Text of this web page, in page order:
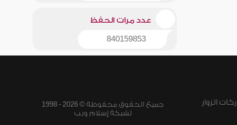
عدد مرات الحفظ
840159853
الزوار
جميع الحقوق محفوظة © 2026 - 1998
لشبكة إسلام ويب